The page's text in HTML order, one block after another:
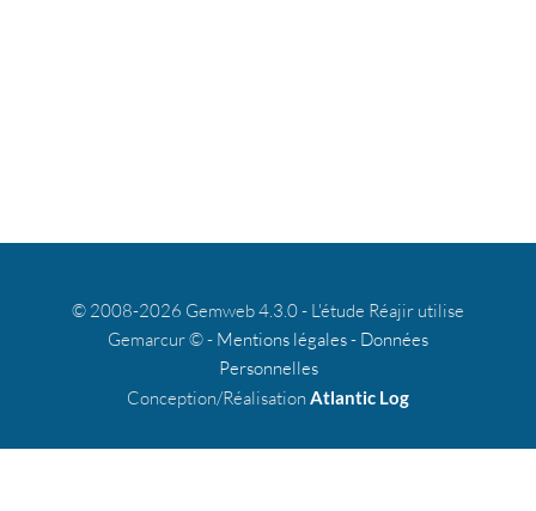
© 2008-2026 Gemweb 4.3.0 - L'étude Réajir utilise
Gemarcur © - Mentions légales- Données
Personnelles
Conception/Réalisation Atlantic Log